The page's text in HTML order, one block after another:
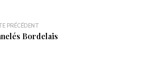
PRÉCÉDENT
Bordelais